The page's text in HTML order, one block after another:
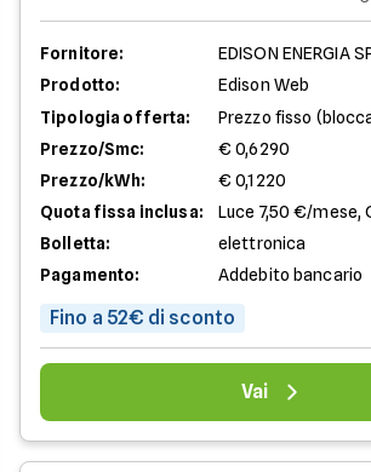
Fornitore:
EDISON ENERGIA
Prodotto:
Edison Web
Tipologia offerta:
Prezzo fisso
Prezzo/Smc:
€ 0,6290
Prezzo/kWh:
€ 0,1220
Quota fissa inclusa:
Luce 7,50 €/mese,
Bolletta:
elettronica
Pagamento:
Addebito bancario
Fino a 52€ di sconto
Vai